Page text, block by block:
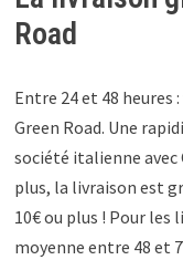
Road
Entre 24 et 48 heures
Green Road. Une
société italienne avec
plus, la livraison est
10€ ou plus ! Pour les
moyenne entre 48 et